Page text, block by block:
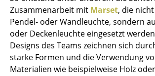
Schaukelstühle
Bürodrehstühle
Konferenzstühle
Bürosessel
Zusammenarbeit mit Marset, die
Pendel- oder Wandleuchte, sondern
oder Deckenleuchte eingesetzt
Designs des Teams zeichnen sich
starke Formen und die Verwendung
Materialien wie beispielweise Holz